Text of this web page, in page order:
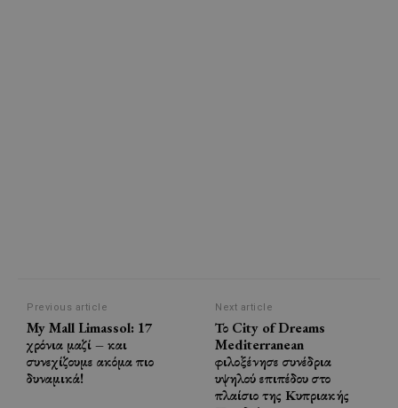
Previous article
My Mall Limassol: 17
χρόνια μαζί – και
συνεχίζουμε ακόμα πιο
δυναμικά!
Next article
Το City of Dreams
Mediterranean
φιλοξένησε συνέδρια
υψηλού επιπέδου στο
πλαίσιο της Κυπριακής